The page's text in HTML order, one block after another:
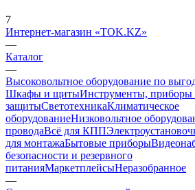
7
Интернет-магазин «TOK.KZ»
—
Каталог
—
Высоковольтное оборудование по
Шкафы и щитыИнструменты, приборы
защитыСветотехникаКлиматическое
оборудованиеНизковольтное
проводаВсё для КПП
для монтажаБытовые приборы
безопасности и резервного
питанияМаркетплейсыНеразобранное
—